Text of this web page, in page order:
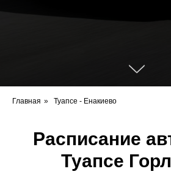
Главная » Туапсе - Енакиево
Расписание
Туапсе